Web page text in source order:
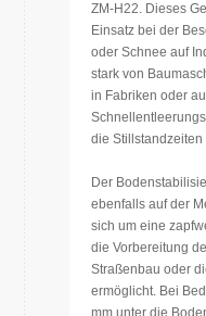
ZM-H22. Dieses
Einsatz bei der
oder Schnee auf
stark von
in Fabriken oder
die
Der
ebenfalls auf der
sich um eine
die Vorbereitung
Straßenbau oder
ermöglicht. Bei